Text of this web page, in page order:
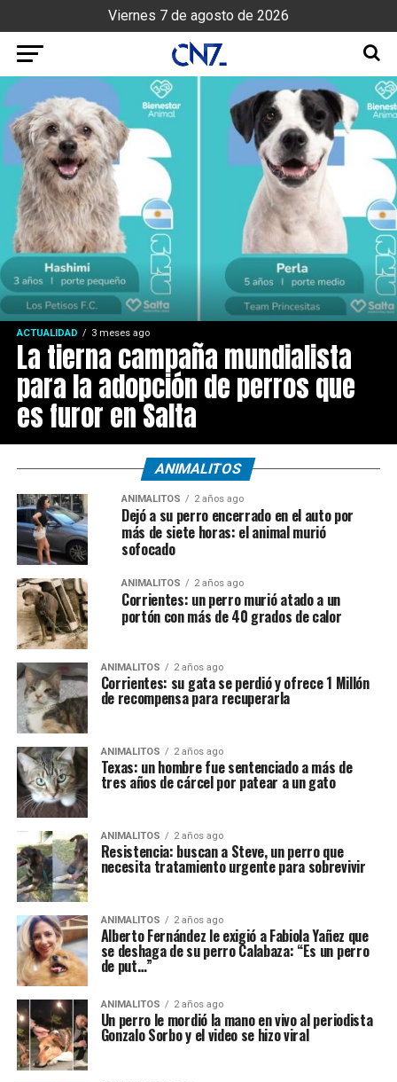
Viernes 7 de agosto de 2026
ACTUALIDAD 3 meses ago
La tierna campaña mundialista
para la adopción de perros que
es furor en Salta
ANIMALITOS
ANIMALITOS 2 años ago
Dejó a su perro encerrado en el auto por
más de siete horas: el animal murió
sofocado
ANIMALITOS 2 años ago
Corrientes: un perro murió atado a un
portón con más de 40 grados de calor
ANIMALITOS 2 años ago
Corrientes: su gata se perdió y ofrece 1 Millón
de recompensa para recuperarla
ANIMALITOS 2 años ago
Texas: un hombre fue sentenciado a más de
tres años de cárcel por patear a un gato
ANIMALITOS 2 años ago
Resistencia: buscan a Steve, un perro que
necesita tratamiento urgente para sobrevivir
ANIMALITOS 2 años ago
Alberto Fernández le exigió a Fabiola Yañez que
se deshaga de su perro Calabaza: “Es un perro
de put…”
ANIMALITOS 2 años ago
Un perro le mordió la mano en vivo al periodista
Gonzalo Sorbo y el video se hizo viral